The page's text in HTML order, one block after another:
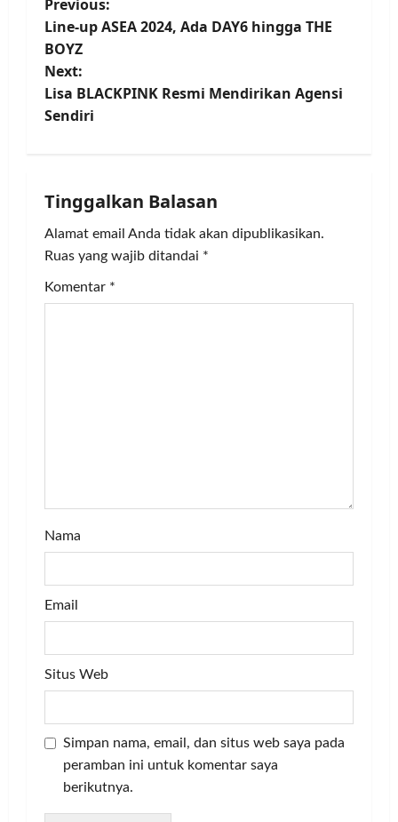
P
o
s
t
a
v
i
g
Previous:
Line-up ASEA 2024, Ada DAY6 hingga THE
BOYZ
Next:
Lisa BLACKPINK Resmi Mendirikan Agensi
Sendiri
Tinggalkan Balasan
Alamat email Anda tidak akan dipublikasikan.
Ruas yang wajib ditandai *
Komentar *
Nama
Email
Situs Web
Simpan nama, email, dan situs web saya pada
peramban ini untuk komentar saya
berikutnya.